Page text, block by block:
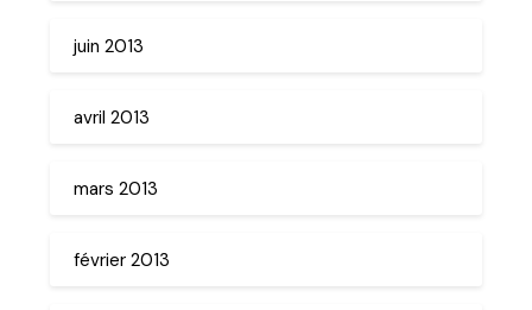
juin 2013
avril 2013
mars 2013
février 2013